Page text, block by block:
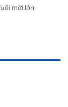
mới lớn